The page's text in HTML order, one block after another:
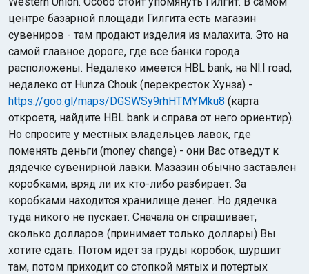
центре базарной площади Гилгита есть магазин
сувениров - там продают изделия из малахита. Это на
самой главное дороге, где все банки города
расположены. Недалеко имеется HBL bank, на Nl.I road,
недалеко от Hunza Chouk (перекресток Хунза) -
https://goo.gl/maps/DGSWSy9rhHTMYMku8 (карта
откроетя, найдите HBL bank и справа от него ориентир).
Но спросите у местных владельцев лавок, где
поменять деньги (money change) - они Вас отведут к
дядечке сувенирной лавки. Мазазин обычно заставлен
коробками, вряд ли их кто-либо разбирает. За
коробками находится хранилище денег. Но дядечка
туда никого не пускает. Сначала он спрашивает,
сколько долларов (принимает только доллары) Вы
хотите сдать. Потом идет за груды коробок, шуршит
там, потом приходит со стопкой мятых и потертых